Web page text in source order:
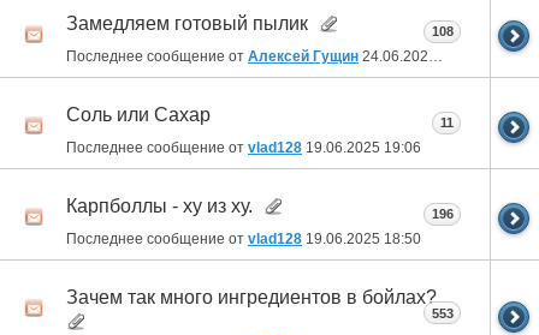
Замедляем готовый пылик
Последнее сообщение от Алексей Гущин 24.06.2025 16:23
108
Соль или Сахар
Последнее сообщение от vlad128 19.06.2025 19:06
11
Карпболлы - ху из ху.
Последнее сообщение от vlad128 19.06.2025 18:50
196
Зачем так много ингредиентов в бойлах?
553